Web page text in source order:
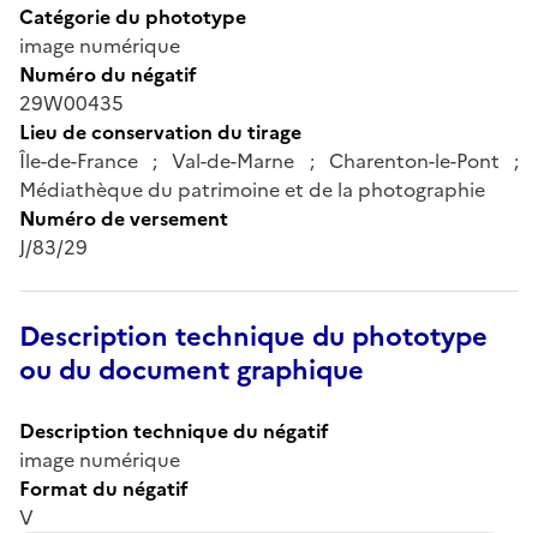
Catégorie du phototype
image numérique
Numéro du négatif
29W00435
Lieu de conservation du tirage
Île-de-France ; Val-de-Marne ; Charenton-le-Pont ;
Médiathèque du patrimoine et de la photographie
Numéro de versement
J/83/29
Description technique du phototype
ou du document graphique
Description technique du négatif
image numérique
Format du négatif
V